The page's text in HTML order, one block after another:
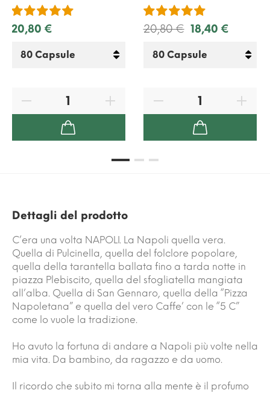
20,80 € 20,80 € 18,40 €
Dettagli del prodotto
C’era una volta NAPOLI. La Napoli quella vera.
Quella di Pulcinella, quella del folclore popolare,
quella della tarantella ballata fino a tarda notte in
piazza Plebiscito, quella del sfogliatella mangiata
all’alba. Quella di San Gennaro, quella della “Pizza
Napoletana” e quella del vero Caffe’ con le “5 C”
come lo vuole la tradizione.
Ho avuto la fortuna di andare a Napoli più volte nella
mia vita. Da bambino, da ragazzo e da uomo.
Il ricordo che subito mi torna alla mente è il profumo